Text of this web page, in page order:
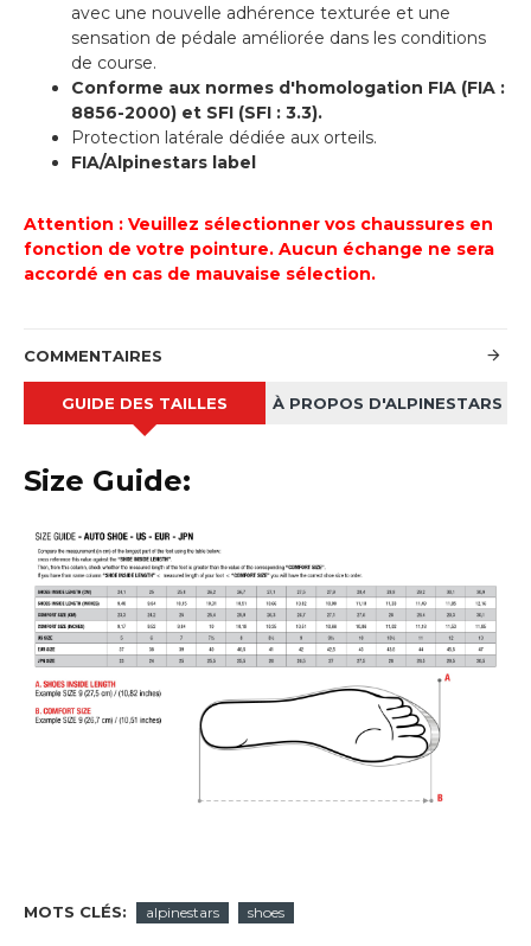
avec une nouvelle adhérence texturée et une
sensation de pédale améliorée dans les conditions
de course.
Conforme aux normes d'homologation FIA (FIA :
8856-2000) et SFI (SFI : 3.3).
Protection latérale dédiée aux orteils.
FIA/Alpinestars label
Attention : Veuillez sélectionner vos chaussures en
fonction de votre pointure. Aucun échange ne sera
accordé en cas de mauvaise sélection.
COMMENTAIRES
GUIDE DES TAILLES À PROPOS D'ALPINESTARS
Size Guide:
MOTS CLÉS: alpinestars shoes